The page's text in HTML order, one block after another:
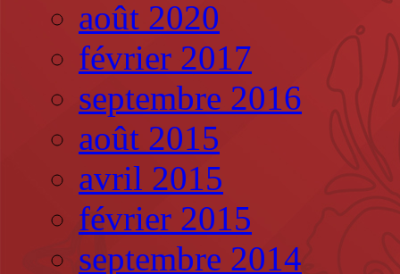
août 2020
février 2017
septembre 2016
août 2015
avril 2015
février 2015
septembre 2014